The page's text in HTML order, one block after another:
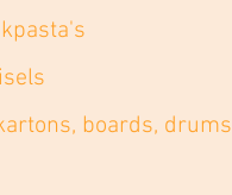
boards, drums